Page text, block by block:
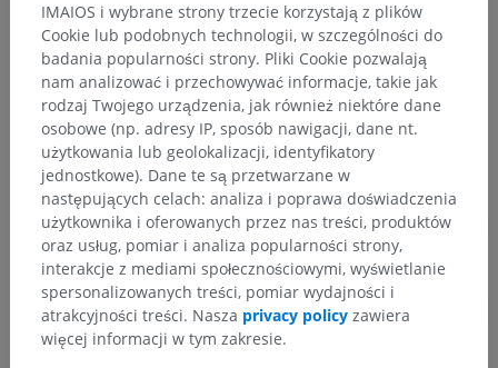
Nakrywka śródmózgowia> Istota biała>
Wstęga trójdzielna
Powiązane struktury:Nie istnieją struktury powiązane
z tą częścią ciała
Porównawcza anatomia zwierząt
Tłumaczenia
IMAIOS i wybrane strony trzecie korzystają z plików
Cookie lub podobnych technologii, w szczególności do
badania popularności strony. Pliki Cookie pozwalają
nam analizować i przechowywać informacje, takie jak
rodzaj Twojego urządzenia, jak również niektóre dane
osobowe (np. adresy IP, sposób nawigacji, dane nt.
użytkowania lub geolokalizacji, identyfikatory
jednostkowe). Dane te są przetwarzane w
następujących celach: analiza i poprawa doświadczenia
użytkownika i oferowanych przez nas treści, produktów
oraz usług, pomiar i analiza popularności strony,
interakcje z mediami społecznościowymi, wyświetlanie
spersonalizowanych treści, pomiar wydajności i
atrakcyjności treści. Nasza privacy policy zawiera
więcej informacji w tym zakresie.